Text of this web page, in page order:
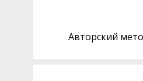
Авторский